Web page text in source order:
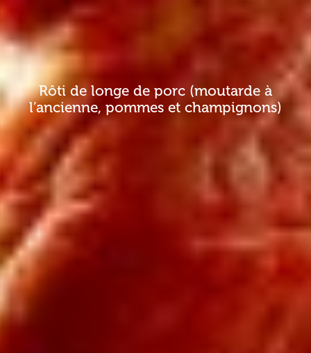
Rôti de longe de porc (moutarde à
l’ancienne, pommes et champignons)